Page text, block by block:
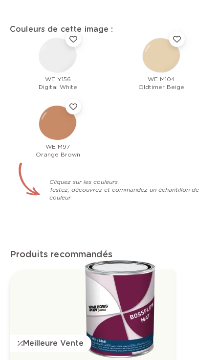
Couleurs de cette image :
WE Y156
Digital White
WE M104
Oldtimer Beige
WE M97
Orange Brown
Cliquez sur les couleurs
Testez, découvrez et commandez un échantillon de
couleur
Produits recommandés
Meilleure Vente